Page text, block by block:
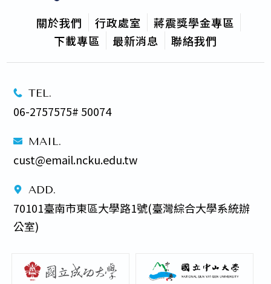
關於我們 行政處室
蔣震獎學金專區
下載專區
最新消息 聯絡我們
TEL.
06-2757575# 50074
MAIL.
cust@email.ncku.edu.tw
ADD.
70101臺南市東區大學路1號(臺灣綜合大學系統辦
公室)